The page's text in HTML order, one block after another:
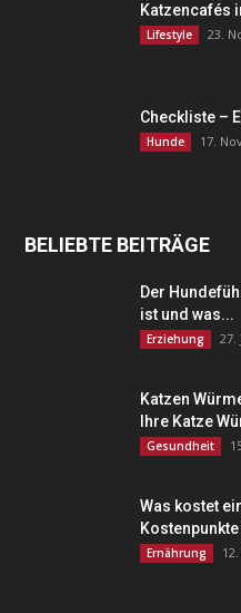
Katzencafés
Lifestyle 23.
Checkliste –
Hunde 17.
BELIEBTE BEITRÄGE
Der
ist und was...
Erziehung 27.
Katzen
Ihre Katze
Gesundheit
Was kostet
Ernährung